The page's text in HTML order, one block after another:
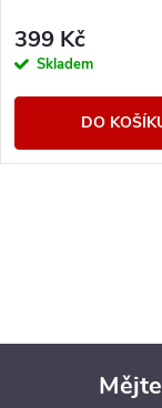
399 Kč
Skladem
DO